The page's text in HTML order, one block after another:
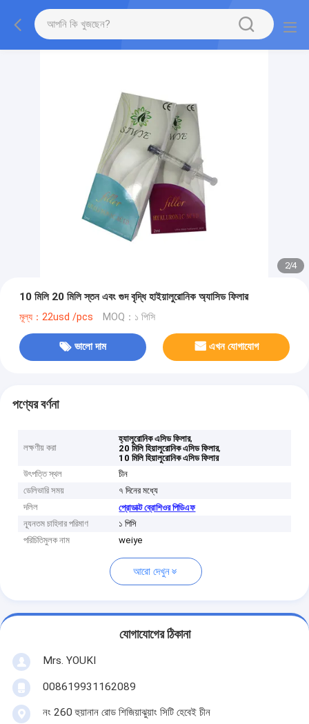
2/4
10 মিলি 20 মিলি স্তন এবং গুদ বৃদ্ধি হাইয়ালুরোনিক অ্যাসিড ফিলার
মূল্য：22usd /pcs MOQ：১ পিসি
ভালো দাম এখন যোগাযোগ
পণ্যের বর্ণনা
লক্ষণীয় করা
হ্যালুরোনিক এসিড ফিলার,
20 মিলি হিয়ালুরোনিক এসিড ফিলার,
10 মিলি হিয়ালুরোনিক এসিড ফিলার
উৎপত্তি স্থল
চীন
ডেলিভারি সময়
৭ দিনের মধ্যে
দলিল
প্রোডাক্ট ব্রোশিওর পিডিএফ
ন্যূনতম চাহিদার পরিমাণ
১ পিসি
পরিচিতিমুলক নাম
weiye
আরো দেখুন
যোগাযোগের ঠিকানা
Mrs. YOUKI
008619931162089
নং 260 হুয়ানান রোড শিজিয়াঝুয়াং সিটি হেবেই চীন